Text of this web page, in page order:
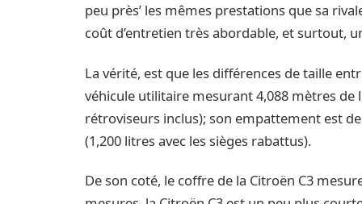
peu près’ les mêmes prestations que sa
coût d’entretien très abordable, et surtout,
La vérité, est que les différences de taille
véhicule utilitaire mesurant 4,088 mètres de
rétroviseurs inclus); son empattement est
(1,200 litres avec les sièges rabattus).
De son coté, le coffre de la Citroën C3